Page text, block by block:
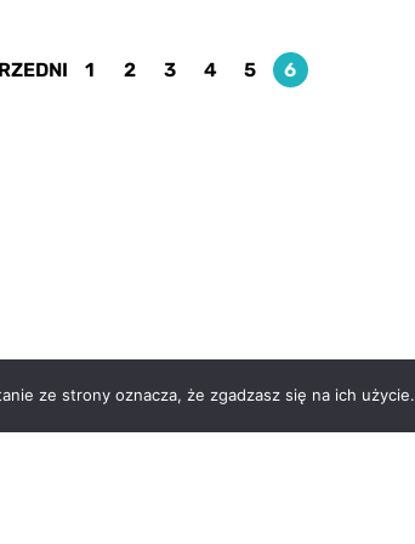
1 2 3 4 5 6
ze strony oznacza, że zgadzasz się na ich użycie.